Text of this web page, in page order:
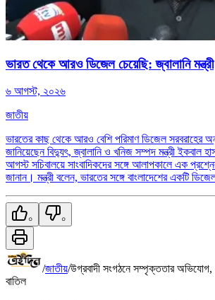
ভারত থেকে আরও ডিজেল চেয়েছি: জ্বালানি মন্ত্রী
৬ আগস্ট, ২০২৬
জাতীয়
ভারতের কাছ থেকে আরও বেশি পরিমাণ ডিজেল সরবরাহের
জানিয়েছেন বিদ্যুৎ, জ্বালানি ও খনিজ সম্পদ মন্ত্রী ইকবাল
আগস্ট সচিবালয়ে সাংবাদিকদের সঙ্গে আলাপকালে এক
জানান। মন্ত্রী বলেন, ভারতের সঙ্গে বাংলাদেশের একটি
০ ০
/জাতীয়/উগ্রবাদী সংগঠনে সম্পৃক্ততার অভিযোগ,
বাতিল